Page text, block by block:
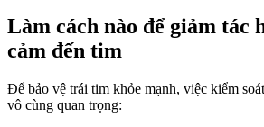
Làm cách nào để giảm tác
cảm đến tim
Để bảo vệ trái tim khỏe mạnh, việc kiểm
vô cùng quan trọng: